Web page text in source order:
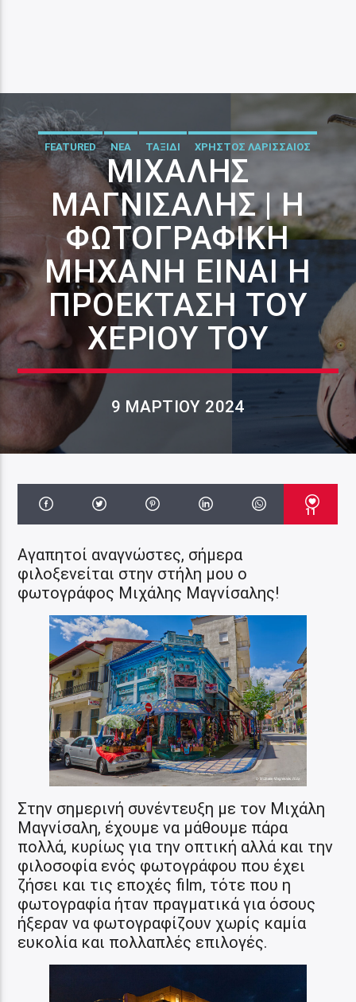
FEATURED ΝΕΑ ΤΑΞΙΔΙ ΧΡΗΣΤΟΣ ΛΑΡΙΣΣΑΙΟΣ
ΜΙΧΆΛΗΣ
ΜΑΓΝΊΣΑΛΗΣ | Η
ΦΩΤΟΓΡΑΦΙΚΉ
ΜΗΧΑΝΉ ΕΊΝΑΙ Η
ΠΡΟΈΚΤΑΣΗ ΤΟΥ
ΧΕΡΙΟΎ ΤΟΥ
9 ΜΑΡΤΊΟΥ 2024
11
Αγαπητοί αναγνώστες, σήμερα
φιλοξενείται στην στήλη μου ο
φωτογράφος Μιχάλης Μαγνίσαλης!
Στην σημερινή συνέντευξη με τον Μιχάλη
Μαγνίσαλη, έχουμε να μάθουμε πάρα
πολλά, κυρίως για την οπτική αλλά και την
φιλοσοφία ενός φωτογράφου που έχει
ζήσει και τις εποχές film, τότε που η
φωτογραφία ήταν πραγματικά για όσους
ήξεραν να φωτογραφίζουν χωρίς καμία
ευκολία και πολλαπλές επιλογές.